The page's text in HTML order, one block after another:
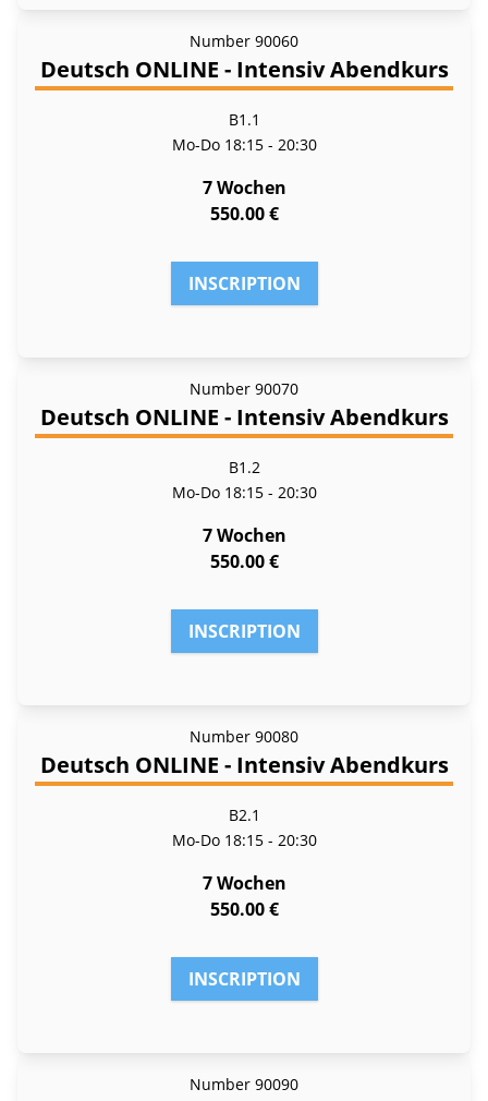
Number 90060
Deutsch ONLINE - Intensiv Abendkurs
B1.1
Mo-Do 18:15 - 20:30
7 Wochen
550.00 €
INSCRIPTION
Number 90070
Deutsch ONLINE - Intensiv Abendkurs
B1.2
Mo-Do 18:15 - 20:30
7 Wochen
550.00 €
INSCRIPTION
Number 90080
Deutsch ONLINE - Intensiv Abendkurs
B2.1
Mo-Do 18:15 - 20:30
7 Wochen
550.00 €
INSCRIPTION
Number 90090